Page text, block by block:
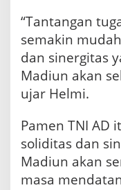
“Tantangan
semakin
dan sinergitas
Madiun akan
ujar Helmi.
Pamen TNI AD
soliditas dan
Madiun akan
masa